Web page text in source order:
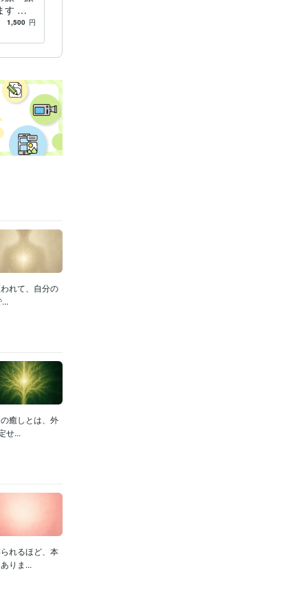
す 命
るお手
1,500 円
れて、自分の
癒しとは、外
せ...
れるほど、本
りま...